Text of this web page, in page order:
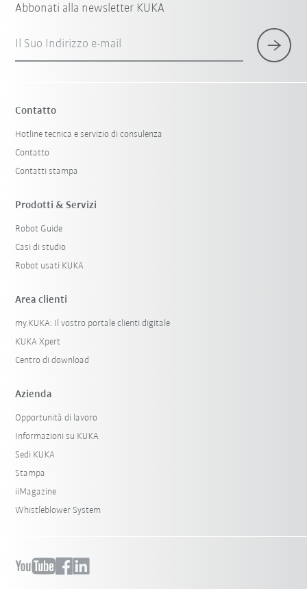
Abbonati alla newsletter KUKA
Il Suo Indirizzo e-mail
Contatto
Hotline tecnica e servizio di consulenza
Contatto
Contatti stampa
Prodotti & Servizi
Robot Guide
Casi di studio
Robot usati KUKA
Area clienti
my.KUKA: Il vostro portale clienti digitale
KUKA Xpert
Centro di download
Azienda
Opportunità di lavoro
Informazioni su KUKA
Sedi KUKA
Stampa
iiMagazine
Whistleblower System